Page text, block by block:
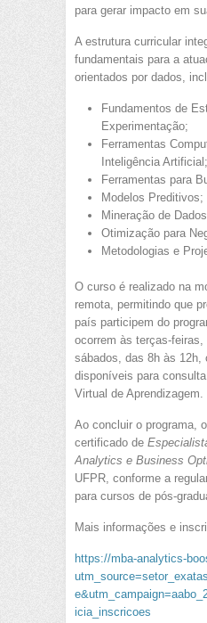
para gerar impacto em
A estrutura curricular
fundamentais para a
orientados por dados,
Fundamentos de
Experimentação;
Ferramentas
Inteligência Artificial;
Ferramentas para
Modelos Preditivos;
Mineração de
Otimização para
Metodologias e
O curso é realizado na
remota, permitindo que
país participem do
ocorrem às terças-
sábados, das 8h às 12h,
disponíveis para
Virtual de Aprendizagem.
Ao concluir o programa,
certificado de
Analytics e Business
UFPR, conforme a
para cursos de pós-
Mais informações e
https://mba-analytics-
icia_inscricoes